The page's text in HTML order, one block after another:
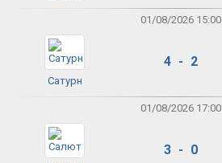
01/08/2026 15:00
Сатурн
4 - 2
01/08/2026 17:00
3 - 0